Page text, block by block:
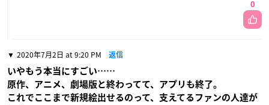
0
2020年7月2日 at 9:20 PM 返信
いやもう本当にすごい……
原作、アニメ、劇場版と終わってて、アプリも終了。
これでここまで新規絵出せるのって、支えてるファンの人達が